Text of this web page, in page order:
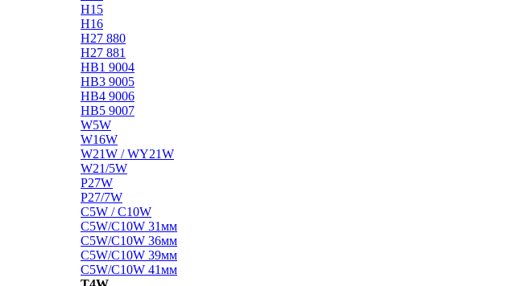
H15
H16
H27 880
H27 881
HB1 9004
HB3 9005
HB4 9006
HB5 9007
W5W
W16W
W21W / WY21W
W21/5W
P27W
P27/7W
C5W / C10W
C5W/C10W 31мм
C5W/C10W 36мм
C5W/C10W 39мм
C5W/C10W 41мм